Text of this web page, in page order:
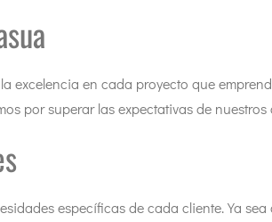
excelencia en cada proyecto que
por superar las expectativas de
específicas de cada cliente. Ya